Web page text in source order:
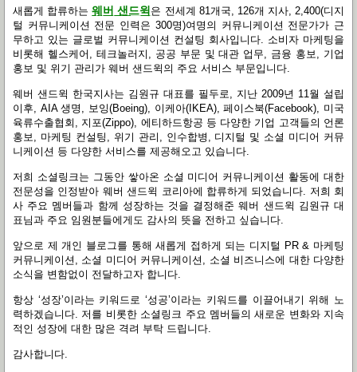
새롭게 합류하는웨버 샌드윅 은 전세계 81개국, 126개 지사, 2,400(디지
털 커뮤니케이션 전문 인력은 300명)여명의 커뮤니케이션 전문가가 근
무하고 있는 글로벌 커뮤니케이션 컨설팅 회사입니다. 소비자 마케팅을
비롯해 헬스케어 , 테크놀러지 , 공공 부문 및 대관 업무, 금융 홍보, 기업
홍보 및 위기 관리가 웨버 샌드윅의 주요 서비스 부문입니다.
웨버 샌드윅 한국지사는 김원규 대표를 필두로, 지난 2009년 11월 설립
이후, AIA생명 , 보잉(Boeing), 이케아(IKEA),페이스북(Facebook), 미국
육류수출협회 , 지포(Zippo), 에티하드항공 등 다양한 기업 고객들의 언론
홍보, 마케팅 컨설팅 , 위기 관리 , 인수합병 , 디지털 및 소셜 미디어 커뮤
니케이션 등 다양한 서비스를 제공해오고 있습니다.
저희 소셜링크는 그동안 쌓아온 소셜 미디어 커뮤니케이션 활동에 대한
전문성을 인정받아 웨버 샌드윅 코리아에 합류하게 되었습니다. 저희 회
사 주요 멤버들과 함께 성장하는 것을 결정해준 웨버 샌드윅 김원규 대
표님과 주요 임원분들에게도 감사의 뜻을 전하고 싶습니다.
앞으로 제 개인 블로그를 통해 새롭게 접하게 되는 디지털 PR & 마케팅
커뮤니케이션 , 소셜 미디어 커뮤니케이션 , 소셜 비즈니스에 대한 다양한
소식을 변함없이 전달하고자 합니다.
항상 ‘성장’이라는 키워드로‘성공’이라는 키워드를 이끌어내기 위해 노
력하겠습니다. 저를 비롯한 소셜링크 주요 멤버들의 새로운 변화와 지속
적인 성장에 대한 많은 격려 부탁 드립니다.
감사합니다.